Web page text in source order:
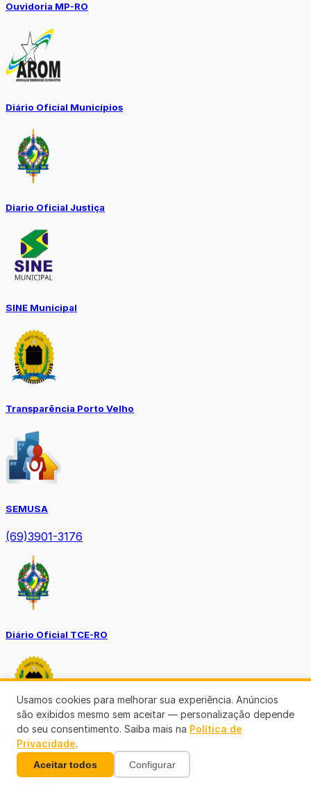
Ouvidoria MP-RO
Diário Oficial Municípios
Diario Oficial Justiça
SINE Municipal
Transparência Porto Velho
SEMUSA
(69)3901-3176
Diário Oficial TCE-RO
Diário Prefeitura de Porto Velho
Usamos cookies para melhorar sua experiência. Anúncios
são exibidos mesmo sem aceitar — personalização depende
do seu consentimento. Saiba mais na Política de
Privacidade.
Aceitar todos Configurar